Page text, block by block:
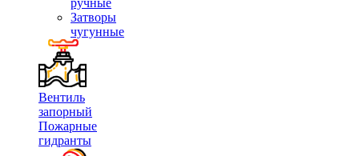
ручные
Затворы
чугунные
Вентиль
запорный
Пожарные
гидранты